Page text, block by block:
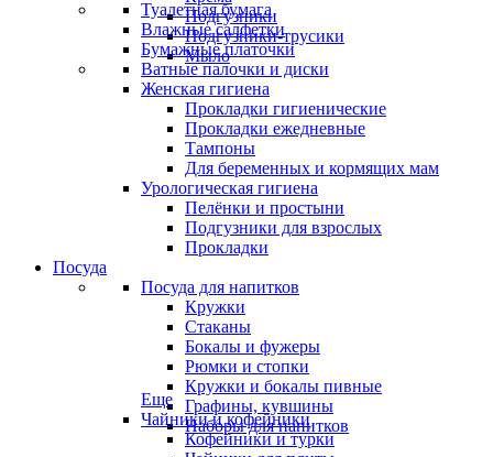
Подгузники
Подгузники-трусики
Мыло
Туалетная бумага
Влажные салфетки
Бумажные платочки
Ватные палочки и диски
Женская гигиена
Прокладки гигиенические
Прокладки ежедневные
Тампоны
Для беременных и кормящих мам
Урологическая гигиена
Пелёнки и простыни
Подгузники для взрослых
Прокладки
Посуда
Посуда для напитков
Кружки
Стаканы
Бокалы и фужеры
Рюмки и стопки
Кружки и бокалы пивные
Графины, кувшины
Наборы для напитков
Еще
Чайники и кофейники
Кофейники и турки